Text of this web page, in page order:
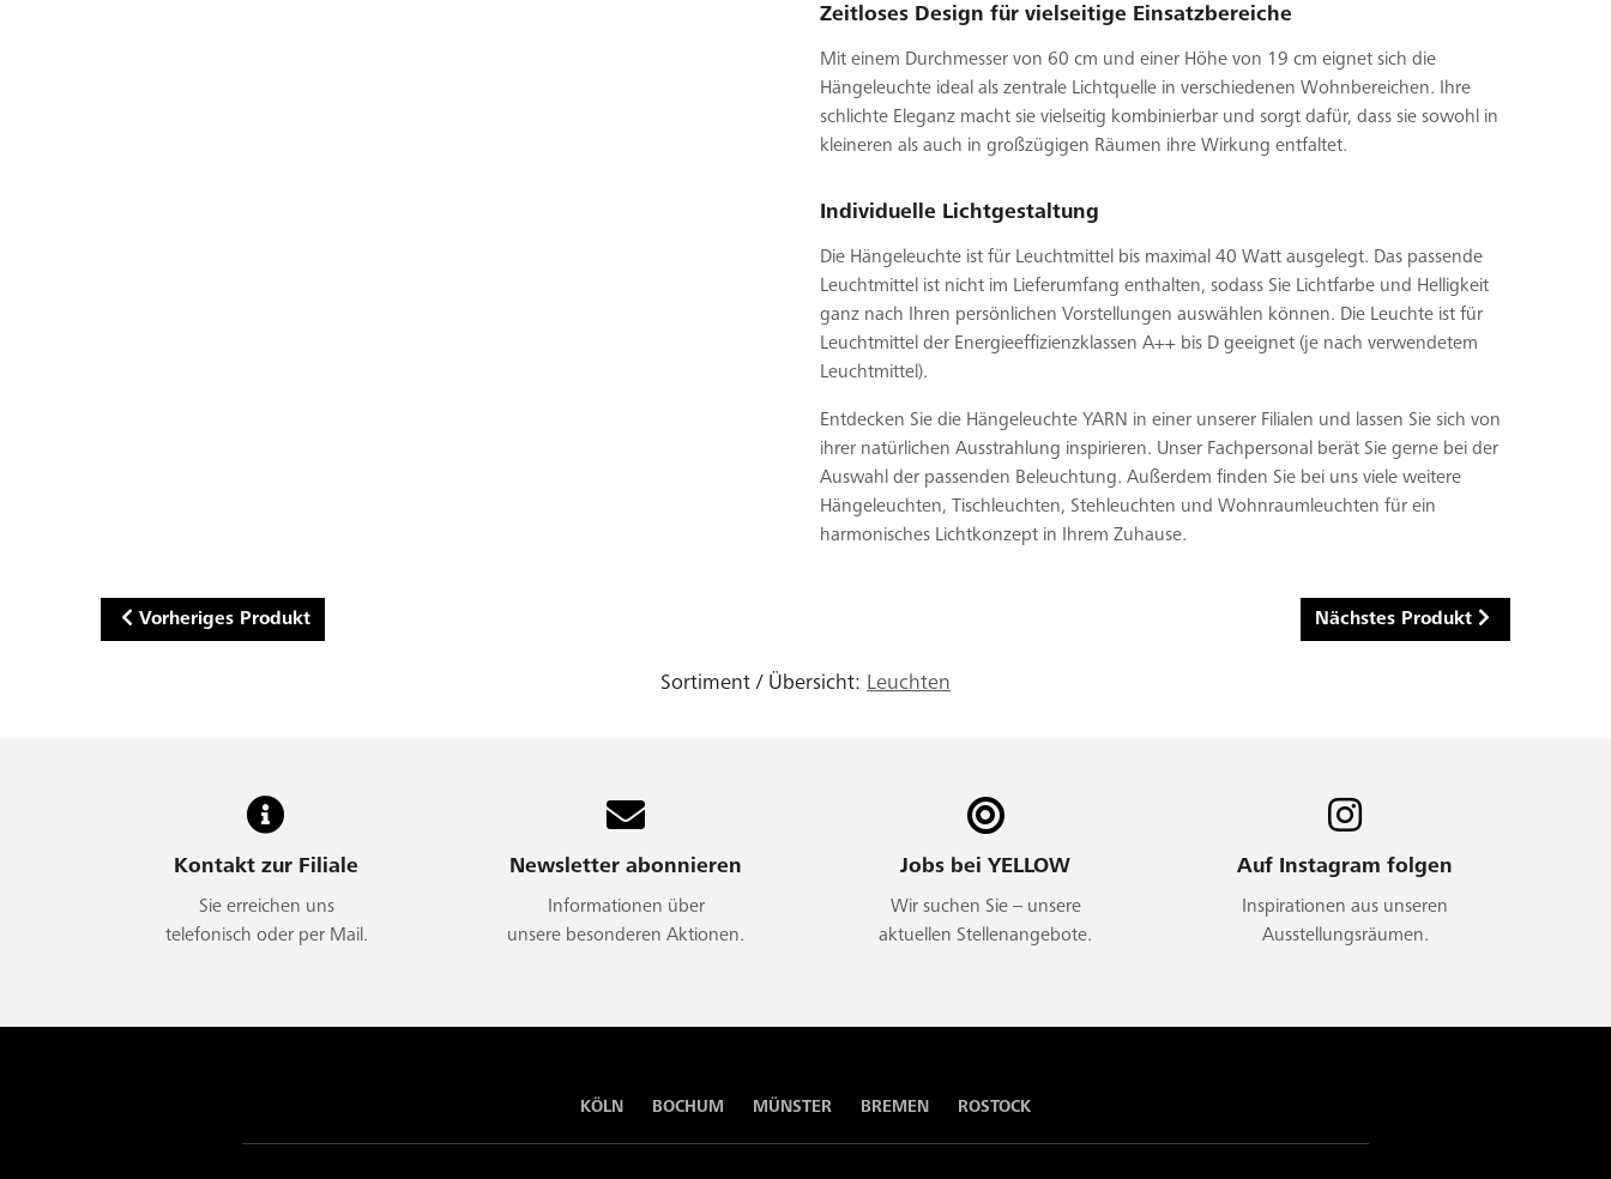
Zeitloses Design für vielseitige Einsatzbereiche
Mit einem Durchmesser von 60 cm und einer Höhe von 19 cm eignet sich die
Hängeleuchte ideal als zentrale Lichtquelle in verschiedenen Wohnbereichen. Ihre
schlichte Eleganz macht sie vielseitig kombinierbar und sorgt dafür, dass sie sowohl in
kleineren als auch in großzügigen Räumen ihre Wirkung entfaltet.
Individuelle Lichtgestaltung
Die Hängeleuchte ist für Leuchtmittel bis maximal 40 Watt ausgelegt. Das passende
Leuchtmittel ist nicht im Lieferumfang enthalten, sodass Sie Lichtfarbe und Helligkeit
ganz nach Ihren persönlichen Vorstellungen auswählen können. Die Leuchte ist für
Leuchtmittel der Energieeffizienzklassen A++ bis D geeignet (je nach verwendetem
Leuchtmittel).
Entdecken Sie die Hängeleuchte YARN in einer unserer Filialen und lassen Sie sich von
ihrer natürlichen Ausstrahlung inspirieren. Unser Fachpersonal berät Sie gerne bei der
Auswahl der passenden Beleuchtung. Außerdem finden Sie bei uns viele weitere
Hängeleuchten, Tischleuchten, Stehleuchten und Wohnraumleuchten für ein
harmonisches Lichtkonzept in Ihrem Zuhause.
Vorheriges Produkt Nächstes Produkt
Sortiment / Übersicht: Leuchten
Kontakt zur Filiale
Sie erreichen uns
telefonisch oder per Mail.
Newsletter abonnieren
Informationen über
unsere besonderen Aktionen.
Jobs bei YELLOW
Wir suchen Sie – unsere
aktuellen Stellenangebote.
Auf Instagram folgen
Inspirationen aus unseren
Ausstellungsräumen.
KÖLN BOCHUM MÜNSTER BREMEN ROSTOCK